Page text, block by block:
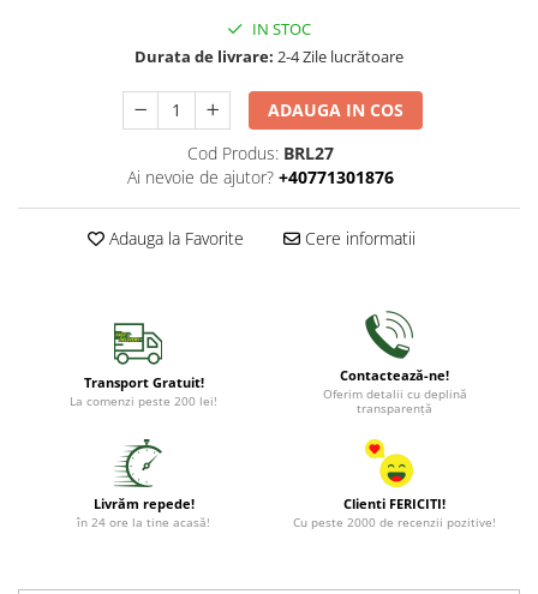
IN STOC
Durata de livrare: 2-4 Zile lucrătoare
ADAUGA IN COS
Cod Produs: BRL27
Ai nevoie de ajutor? +40771301876
Adauga la Favorite Cere informatii
Transport Gratuit!
La comenzi peste 200 lei!
Contactează-ne!
Oferim detalii cu deplină
transparență
Livrăm repede!
în 24 ore la tine acasă!
Clienti FERICITI!
Cu peste 2000 de recenzii pozitive!